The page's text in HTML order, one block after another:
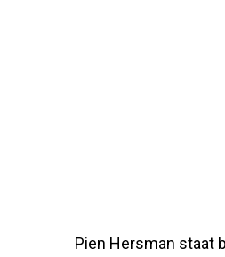
Pien Hersman staat